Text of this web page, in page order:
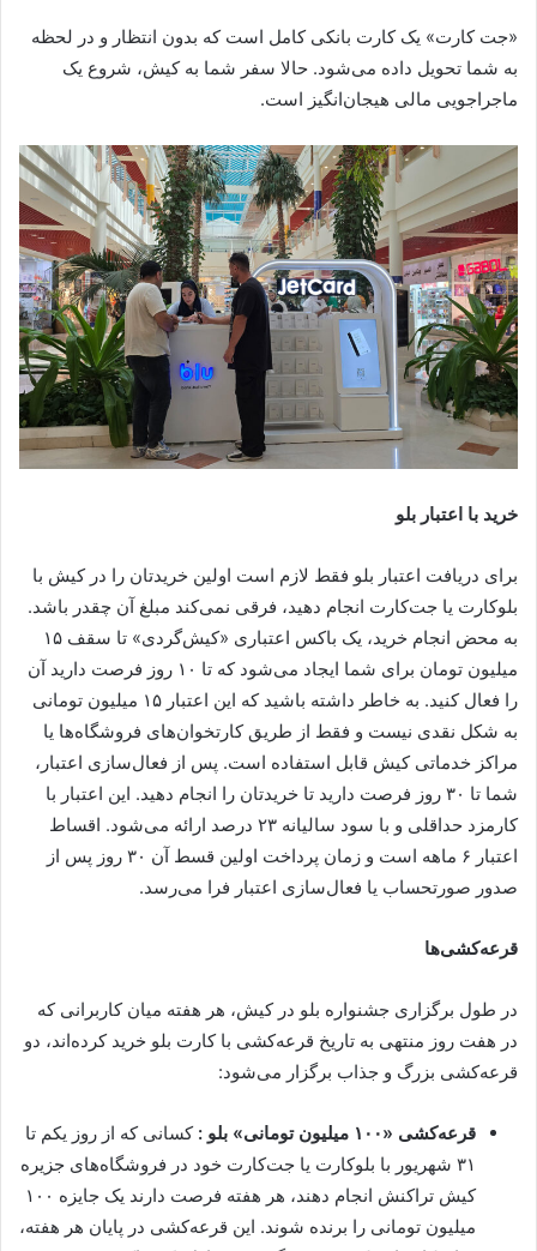
«جت‌ کارت» یک کارت بانکی کامل است که بدون انتظار و در لحظه
به شما تحویل داده می‌شود. حالا سفر شما به کیش، شروع یک
ماجراجویی مالی هیجان‌انگیز است.
خرید با اعتبار بلو
برای دریافت اعتبار بلو فقط لازم است اولین خریدتان را در کیش با
بلوکارت یا جت‌کارت انجام دهید، فرقی نمی‌کند مبلغ آن چقدر باشد.
به محض انجام خرید، یک باکس اعتباری «کیش‌گردی» تا سقف ۱۵
میلیون تومان برای شما ایجاد می‌شود که تا ۱۰ روز فرصت دارید آن
را فعال کنید. به خاطر داشته باشید که این اعتبار ۱۵ میلیون تومانی
به شکل نقدی نیست و فقط از طریق کارتخوان‌های فروشگاه‌ها یا
مراکز خدماتی کیش قابل استفاده است. پس از فعال‌سازی اعتبار،
شما تا ۳۰ روز فرصت دارید تا خریدتان را انجام دهید. این اعتبار با
کارمزد حداقلی و با سود سالیانه ۲۳ درصد ارائه می‌شود. اقساط
اعتبار ۶ ماهه است و زمان پرداخت اولین قسط آن ۳۰ روز پس از
صدور صورتحساب یا فعال‌سازی اعتبار فرا می‌رسد.
قرعه‌کشی‌ها
در طول برگزاری جشنواره بلو در کیش، هر هفته میان کاربرانی که
در هفت روز منتهی به تاریخ قرعه‌کشی با کارت بلو خرید کرده‌اند، دو
قرعه‌کشی بزرگ و جذاب برگزار می‌شود:
قرعه‌کشی «۱۰۰ میلیون تومانی» بلو : کسانی که از روز یکم تا
۳۱ شهریور با بلوکارت یا جت‌کارت خود در فروشگاه‌های جزیره
کیش تراکنش انجام دهند، هر هفته فرصت دارند یک جایزه ۱۰۰
میلیون تومانی را برنده شوند. این قرعه‌کشی در پایان هر هفته،